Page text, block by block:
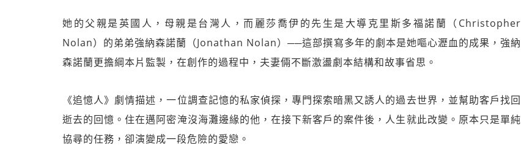
她的父親是英國人，母親是台灣人，而麗莎喬伊的先生是大導克里斯多福諾蘭（Christopher
Nolan）的弟弟強納森諾蘭（Jonathan Nolan）──這部撰寫多年的劇本是她嘔心瀝血的成果，強納
森諾蘭更擔綱本片監製，在創作的過程中，夫妻倆不斷激盪劇本結構和故事省思。
《追憶人》劇情描述，一位調查記憶的私家偵探，專門探索暗黑又誘人的過去世界，並幫助客戶找回
逝去的回憶。住在邁阿密淹沒海灘邊緣的他，在接下新客戶的案件後，人生就此改變。原本只是單純
協尋的任務，卻演變成一段危險的愛戀。